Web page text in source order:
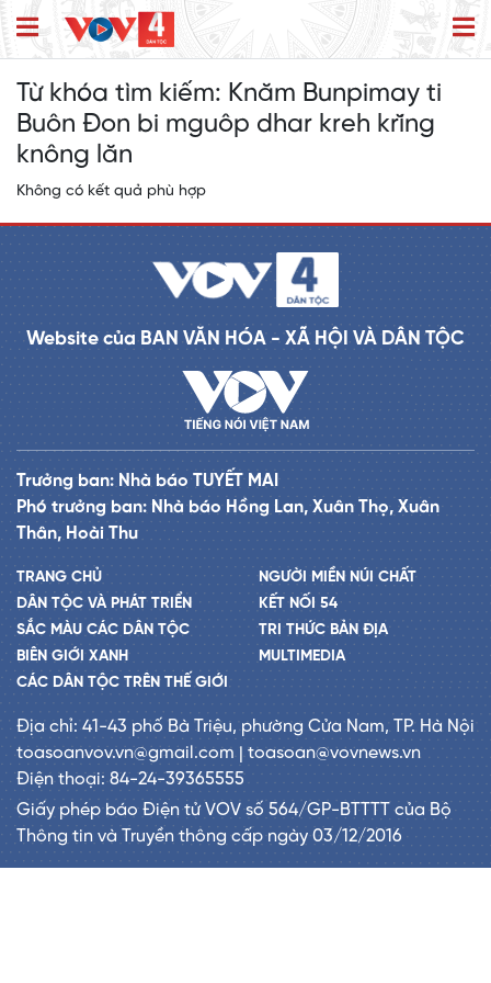
Từ khóa tìm kiếm: Knăm Bunpimay ti
Buôn Đon bi mguôp dhar kreh krĭng
knông lăn
Không có kết quả phù hợp
Website của BAN VĂN HÓA - XÃ HỘI VÀ DÂN TỘC
Trưởng ban: Nhà báo TUYẾT MAI
Phó trưởng ban: Nhà báo Hồng Lan, Xuân Thọ, Xuân
Thân, Hoài Thu
TRANG CHỦ
DÂN TỘC VÀ PHÁT TRIỂN
SẮC MÀU CÁC DÂN TỘC
BIÊN GIỚI XANH
CÁC DÂN TỘC TRÊN THẾ GIỚI
NGƯỜI MIỀN NÚI CHẤT
KẾT NỐI 54
TRI THỨC BẢN ĐỊA
MULTIMEDIA
Địa chỉ: 41-43 phố Bà Triệu, phường Cửa Nam, TP. Hà Nội
toasoanvov.vn@gmail.com | toasoan@vovnews.vn
Điện thoại: 84-24-39365555
Giấy phép báo Điện tử VOV số 564/GP-BTTTT của Bộ
Thông tin và Truyền thông cấp ngày 03/12/2016